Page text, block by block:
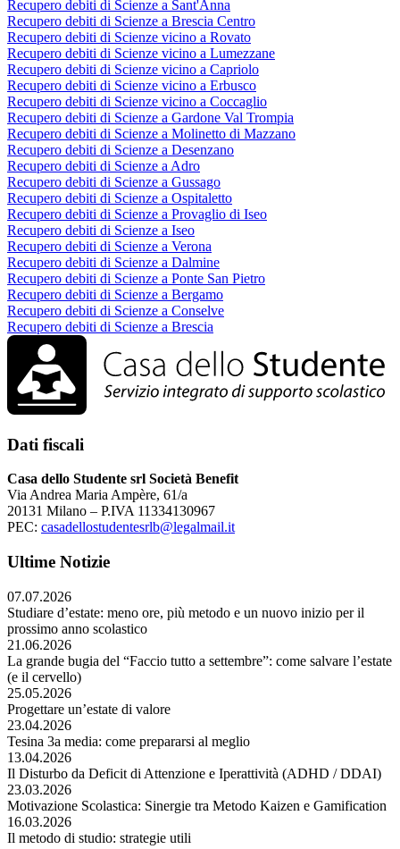
Recupero debiti di Scienze a Sant'Anna
Recupero debiti di Scienze a Brescia Centro
Recupero debiti di Scienze vicino a Rovato
Recupero debiti di Scienze vicino a Lumezzane
Recupero debiti di Scienze vicino a Capriolo
Recupero debiti di Scienze vicino a Erbusco
Recupero debiti di Scienze vicino a Coccaglio
Recupero debiti di Scienze a Gardone Val Trompia
Recupero debiti di Scienze a Molinetto di Mazzano
Recupero debiti di Scienze a Desenzano
Recupero debiti di Scienze a Adro
Recupero debiti di Scienze a Gussago
Recupero debiti di Scienze a Ospitaletto
Recupero debiti di Scienze a Provaglio di Iseo
Recupero debiti di Scienze a Iseo
Recupero debiti di Scienze a Verona
Recupero debiti di Scienze a Dalmine
Recupero debiti di Scienze a Ponte San Pietro
Recupero debiti di Scienze a Bergamo
Recupero debiti di Scienze a Conselve
Recupero debiti di Scienze a Brescia
Dati fiscali
Casa dello Studente srl Società Benefit
Via Andrea Maria Ampère, 61/a
20131 Milano – P.IVA 11334130967
PEC: casadellostudentesrlb@legalmail.it
Ultime Notizie
07.07.2026
Studiare d’estate: meno ore, più metodo e un nuovo inizio per il
prossimo anno scolastico
21.06.2026
La grande bugia del “Faccio tutto a settembre”: come salvare l’estate
(e il cervello)
25.05.2026
Progettare un’estate di valore
23.04.2026
Tesina 3a media: come prepararsi al meglio
13.04.2026
Il Disturbo da Deficit di Attenzione e Iperattività (ADHD / DDAI)
23.03.2026
Motivazione Scolastica: Sinergie tra Metodo Kaizen e Gamification
16.03.2026
Il metodo di studio: strategie utili